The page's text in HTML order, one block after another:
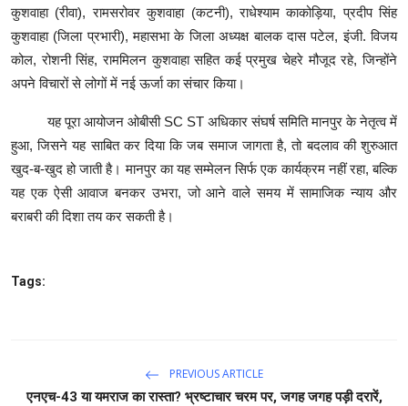
कुशवाहा (रीवा), रामसरोवर कुशवाहा (कटनी), राधेश्याम काकोड़िया, प्रदीप सिंह
कुशवाहा (जिला प्रभारी), महासभा के जिला अध्यक्ष बालक दास पटेल, इंजी. विजय
कोल, रोशनी सिंह, राममिलन कुशवाहा सहित कई प्रमुख चेहरे मौजूद रहे, जिन्होंने
अपने विचारों से लोगों में नई ऊर्जा का संचार किया।
यह पूरा आयोजन ओबीसी SC ST अधिकार संघर्ष समिति मानपुर के नेतृत्व में
हुआ, जिसने यह साबित कर दिया कि जब समाज जागता है, तो बदलाव की शुरुआत
खुद-ब-खुद हो जाती है। मानपुर का यह सम्मेलन सिर्फ एक कार्यक्रम नहीं रहा, बल्कि
यह एक ऐसी आवाज बनकर उभरा, जो आने वाले समय में सामाजिक न्याय और
बराबरी की दिशा तय कर सकती है।
Tags:
PREVIOUS ARTICLE
एनएच-43 या यमराज का रास्ता? भ्रष्टाचार चरम पर, जगह जगह पड़ी दरारें,